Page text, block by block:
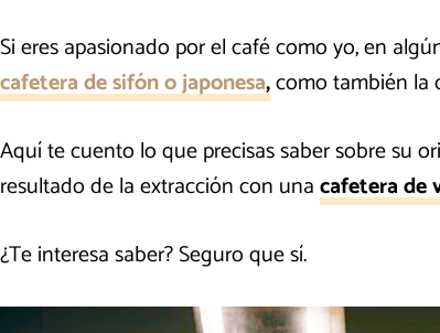
Si eres apasionado por el café como yo, en
cafetera de sifón o japonesa,como también la
Aquí te cuento lo que precisas saber sobre su
resultado de la extracción con unacafetera de
¿Te interesa saber? Seguro que sí.